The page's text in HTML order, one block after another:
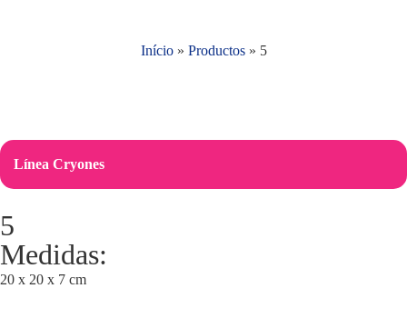
Início» Productos» 5
Línea Cryones
5
Medidas:
20 x 20 x 7 cm